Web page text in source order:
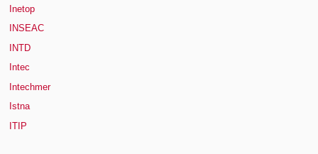
Inetop
INSEAC
INTD
Intec
Intechmer
Istna
ITIP